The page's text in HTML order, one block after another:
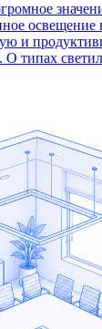
освещение
и
О типах